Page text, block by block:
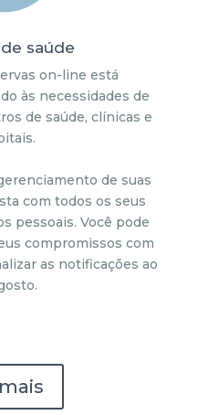
saúde
on-line está
às necessidades de
de saúde, clínicas e
de suas
com todos os seus
pessoais. Você pode
compromissos com
as notificações ao